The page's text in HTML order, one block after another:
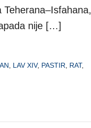
nije […]
LAV XIV, PASTIR RAT,